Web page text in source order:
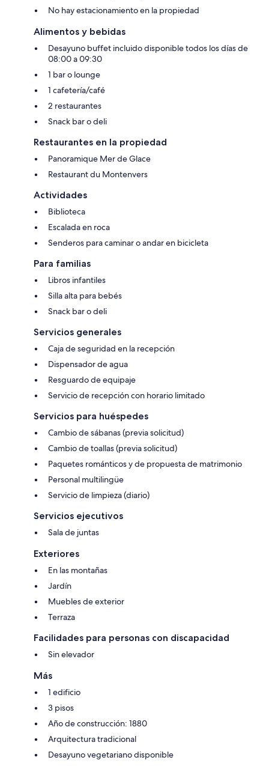
No hay estacionamiento en la propiedad
Alimentos y bebidas
Desayuno buffet incluido disponible todos los días de
08:00 a 09:30
1 bar o lounge
1 cafetería/café
2 restaurantes
Snack bar o deli
Restaurantes en la propiedad
Panoramique Mer de Glace
Restaurant du Montenvers
Actividades
Biblioteca
Escalada en roca
Senderos para caminar o andar en bicicleta
Para familias
Libros infantiles
Silla alta para bebés
Snack bar o deli
Servicios generales
Caja de seguridad en la recepción
Dispensador de agua
Resguardo de equipaje
Servicio de recepción con horario limitado
Servicios para huéspedes
Cambio de sábanas (previa solicitud)
Cambio de toallas (previa solicitud)
Paquetes románticos y de propuesta de matrimonio
Personal multilingüe
Servicio de limpieza (diario)
Servicios ejecutivos
Sala de juntas
Exteriores
En las montañas
Jardín
Muebles de exterior
Terraza
Facilidades para personas con discapacidad
Sin elevador
Más
1 edificio
3 pisos
Año de construcción: 1880
Arquitectura tradicional
Desayuno vegetariano disponible